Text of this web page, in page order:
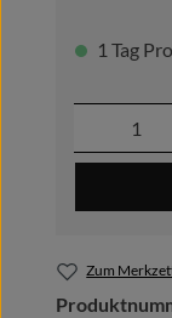
1 Tag
Zum